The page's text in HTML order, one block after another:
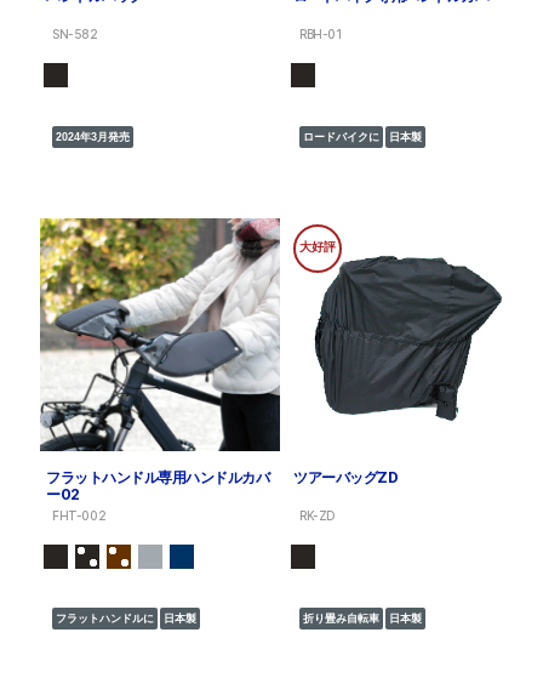
SN-582
2024年3月発売
RBH-01
ロードバイクに 日本製
フラットハンドル専用ハンドルカバ
ー02
FHT-002
フラットハンドルに 日本製
大好評
ツアーバッグZD
RK-ZD
折り畳み自転車 日本製